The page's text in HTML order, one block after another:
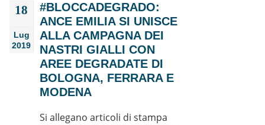
18
Lug
2019
#BLOCCADEGRADO:
ANCE EMILIA SI UNISCE
ALLA CAMPAGNA DEI
NASTRI GIALLI CON
AREE DEGRADATE DI
BOLOGNA, FERRARA E
MODENA
Si allegano articoli di stampa